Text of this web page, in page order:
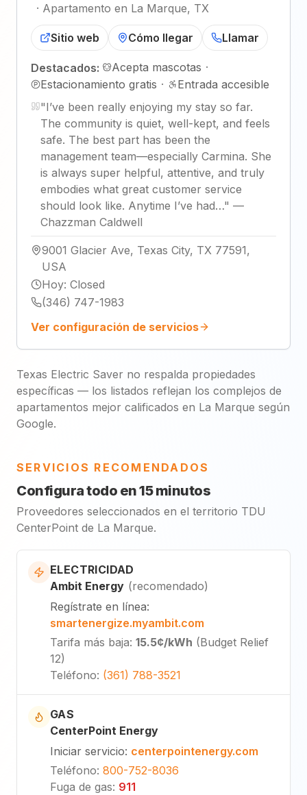
· Apartamento en La Marque, TX
Sitio web Cómo llegar Llamar
Destacados: Acepta mascotas ·
Estacionamiento gratis ·
Entrada accesible
"I’ve been really enjoying my stay so far.
The community is quiet, well-kept, and feels
safe. The best part has been the
management team—especially Carmina. She
is always super helpful, attentive, and truly
embodies what great customer service
should look like. Anytime I’ve had…" —
Chazzman Caldwell
9001 Glacier Ave, Texas City, TX 77591,
USA
Hoy: Closed
(346) 747-1983
Ver configuración de servicios
Texas Electric Saver no respalda propiedades
específicas — los listados reflejan los complejos de
apartamentos mejor calificados en La Marque según
Google.
SERVICIOS RECOMENDADOS
Configura todo en 15 minutos
Proveedores seleccionados en el territorio TDU
CenterPoint de La Marque.
ELECTRICIDAD
Ambit Energy (recomendado)
Regístrate en línea:
smartenergize.myambit.com
Tarifa más baja: 15.5¢/kWh (Budget Relief
12)
Teléfono: (361) 788-3521
GAS
CenterPoint Energy
Iniciar servicio: centerpointenergy.com
Teléfono: 800-752-8036
Fuga de gas: 911